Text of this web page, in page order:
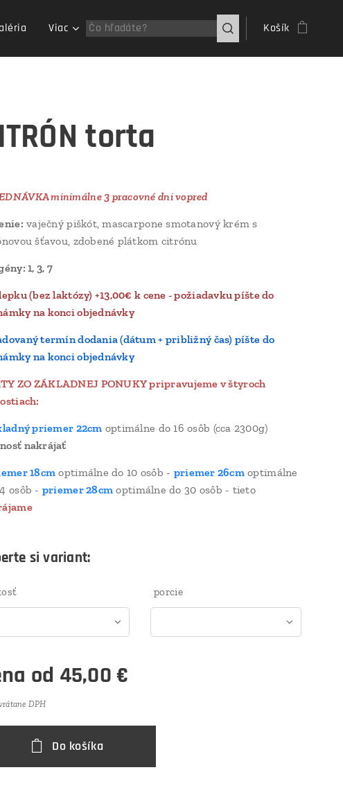
Viac Košík
torta
minimálne 3 pracovné dni vopred
vaječný piškót, mascarpone smotanový krém s
šťavou, zdobené plátkom citrónu
1, 3, 7
(bez laktózy) +13,00€ k cene - požiadavku píšte do
na konci objednávky
termín dodania (dátum + približný čas) píšte do
na konci objednávky
ZO ZÁKLADNEJ PONUKY pripravujeme v štyroch
priemer 22cm optimálne do 16 osôb (cca 2300g)
nakrájať
18cm optimálne do 10 osôb - priemer 26cmoptimálne
osôb - priemer 28cm optimálne do 30 osôb - tieto
si variant:
porcie
od 45,00€
DPH
Do košíka